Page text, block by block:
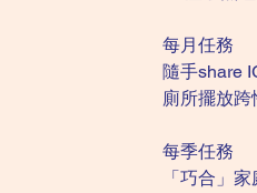
每月任務
隨手share
廁所擺放跨
每季任務
「巧合」家